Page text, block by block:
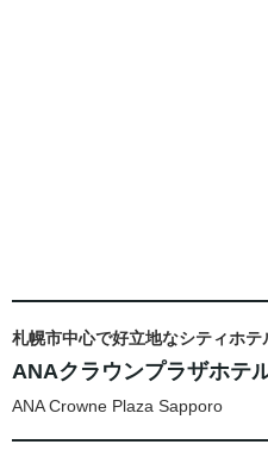
札幌市中心で好立地なシティホテ
ANAクラウンプラザホテ
ANA Crowne Plaza Sapporo